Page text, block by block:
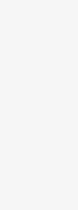
штрихкодов